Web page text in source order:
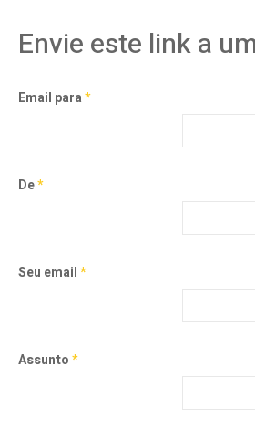
Envie este link a
Email para*
De*
Seu email*
Assunto*